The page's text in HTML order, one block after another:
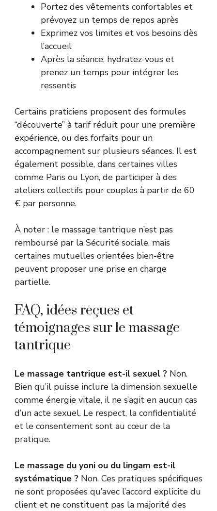
Portez des vêtements confortables et
prévoyez un temps de repos après
Exprimez vos limites et vos besoins dès
l’accueil
Après la séance, hydratez-vous et
prenez un temps pour intégrer les
ressentis
Certains praticiens proposent des formules
“découverte” à tarif réduit pour une première
expérience, ou des forfaits pour un
accompagnement sur plusieurs séances. Il est
également possible, dans certaines villes
comme Paris ou Lyon, de participer à des
ateliers collectifs pour couples à partir de 60
€ par personne.
À noter : le massage tantrique n’est pas
remboursé par la Sécurité sociale, mais
certaines mutuelles orientées bien-être
peuvent proposer une prise en charge
partielle.
FAQ, idées reçues et
témoignages sur le massage
tantrique
Le massage tantrique est-il sexuel ? Non.
Bien qu’il puisse inclure la dimension sexuelle
comme énergie vitale, il ne s’agit en aucun cas
d’un acte sexuel. Le respect, la confidentialité
et le consentement sont au cœur de la
pratique.
Le massage du yoni ou du lingam est-il
systématique ? Non. Ces pratiques spécifiques
ne sont proposées qu’avec l’accord explicite du
client et ne constituent pas la majorité des